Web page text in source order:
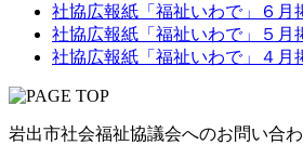
社協広報紙「福祉いわで」６月
社協広報紙「福祉いわで」５月
社協広報紙「福祉いわで」４月
岩出市社会福祉協議会へのお問い合